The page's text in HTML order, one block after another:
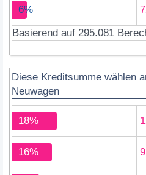
6%
Basierend auf 295.081
Diese Kreditsumme wählen
Neuwagen
18%
16%